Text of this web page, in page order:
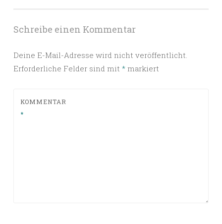
Schreibe einen Kommentar
Deine E-Mail-Adresse wird nicht veröffentlicht.
Erforderliche Felder sind mit * markiert
KOMMENTAR
*